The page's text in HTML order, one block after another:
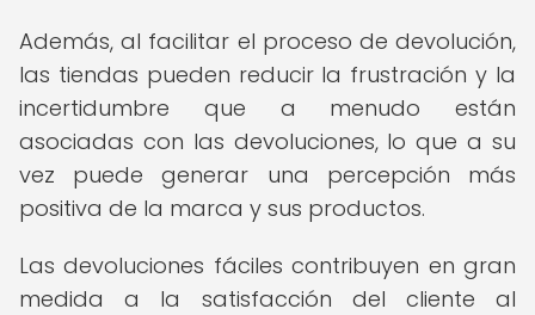
Además, al facilitar el proceso de devolución,
las tiendas pueden reducir la frustración y la
incertidumbre que a menudo están
asociadas con las devoluciones, lo que a su
vez puede generar una percepción más
positiva de la marca y sus productos.
Las devoluciones fáciles contribuyen en gran
medida a la satisfacción del cliente al